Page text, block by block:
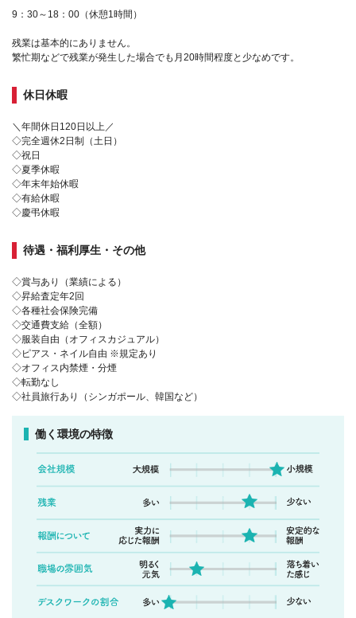
9：30～18：00（休憩1時間）
残業は基本的にありません。
繁忙期などで残業が発生した場合でも月20時間程度と少なめです。
休日休暇
＼年間休日120日以上／
◇完全週休2日制（土日）
◇祝日
◇夏季休暇
◇年末年始休暇
◇有給休暇
◇慶弔休暇
待遇・福利厚生・その他
◇賞与あり（業績による）
◇昇給査定年2回
◇各種社会保険完備
◇交通費支給（全額）
◇服装自由（オフィスカジュアル）
◇ピアス・ネイル自由 ※規定あり
◇オフィス内禁煙・分煙
◇転勤なし
◇社員旅行あり（シンガポール、韓国など）
働く環境の特徴